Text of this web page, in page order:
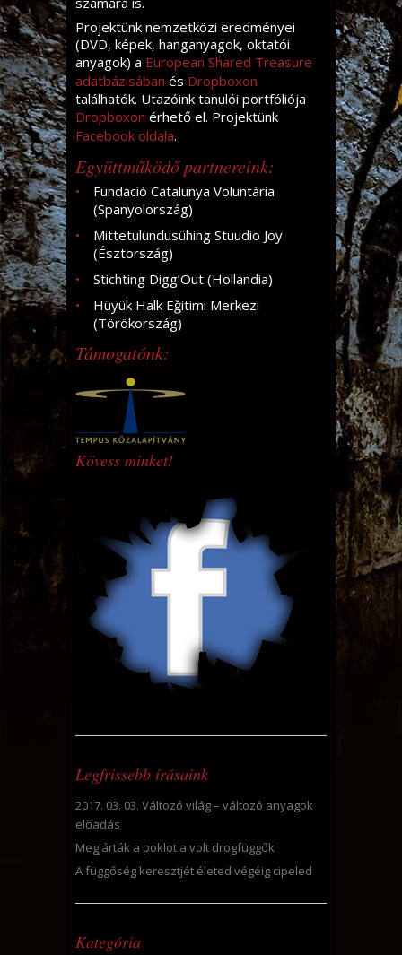
Projektünk nemzetközi eredményei
(DVD, képek, hanganyagok, oktatói
anyagok) a European Shared Treasure
adatbázisában és Dropboxon
találhatók. Utazóink tanulói portfóliója
Dropboxon érhető el. Projektünk
Facebook oldala.
Együttműködő partnereink:
Fundació Catalunya Voluntària
(Spanyolország)
Mittetulundusühing Stuudio Joy
(Észtország)
Stichting Digg’Out (Hollandia)
Hüyük Halk Eğitimi Merkezi
(Törökország)
Támogatónk:
Kövess minket!
Legfrissebb írásaink
2017. 03. 03. Változó világ – változó anyagok
előadás
Megjárták a poklot a volt drogfüggők
A függőség keresztjét életed végéig cipeled
Kategória